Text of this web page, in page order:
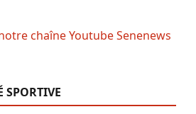
SPORTIVE